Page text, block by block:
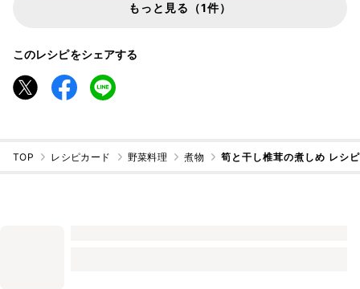
もっと見る（1件）
このレシピをシェアする
TOP レシピカード 野菜料理 煮物 筍と干し椎茸の煮しめ レシ